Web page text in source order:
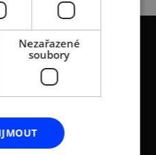
Sokolovská 100/94
186 00 Praha 8 - Karlín
Nezařazené
soubory